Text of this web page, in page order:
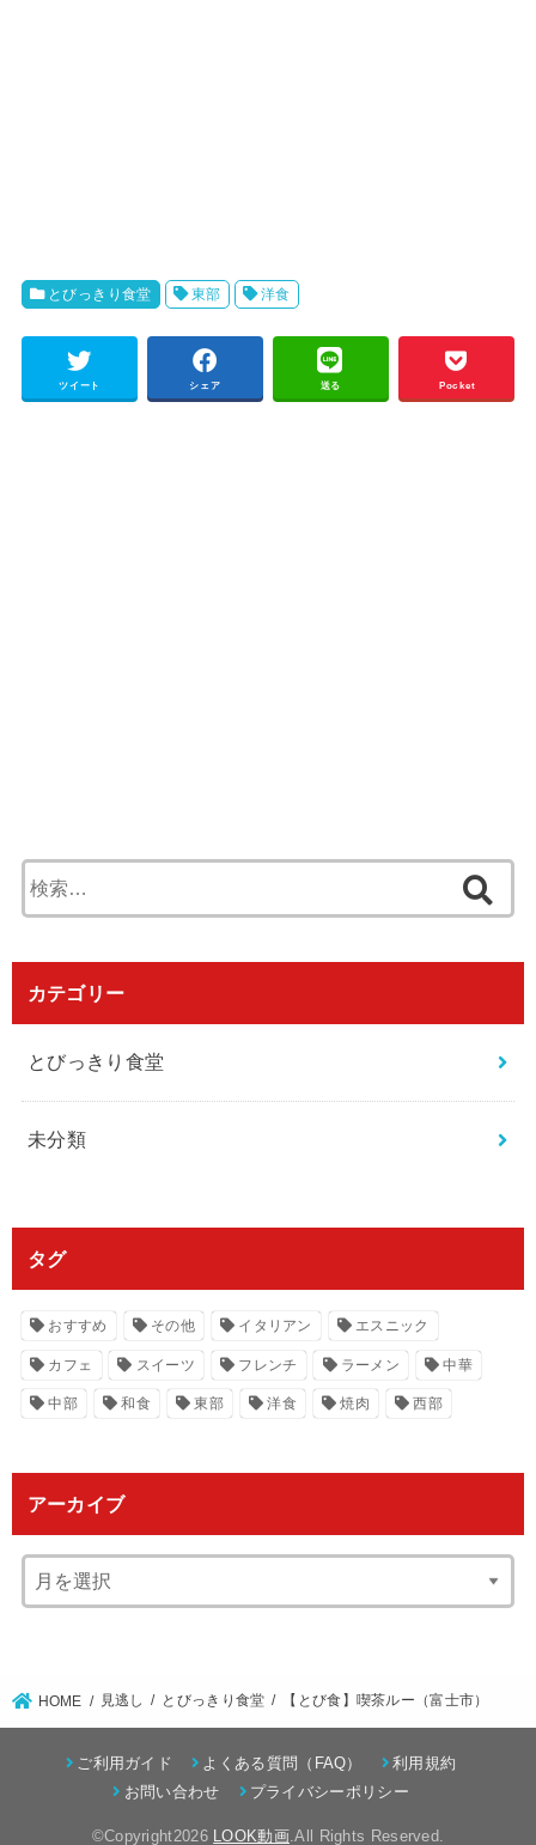
とびっきり食堂 東部 洋食
ツイート シェア 送る Pocket
索
カテゴリー
とびっきり食堂
未分類
タグ
おすすめ その他 イタリアン エスニック
カフェ スイーツ フレンチ ラーメン 中華
中部 和食 東部 洋食 焼肉 西部
アーカイブ
HOME 見逃し とびっきり食堂 【とび食】喫茶ルー（富士市）
ご利用ガイド よくある質問（FAQ）
利用規約
お問い合わせ
プライバシーポリシー
©Copyright2026 LOOK動画.All Rights Reserved.